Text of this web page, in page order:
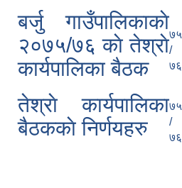
बर्जु गाउँपालिकाकाे
२०७५/७६ काे तेश्राे
कार्यपालिका बैठक
७५
/
७६
तेश्राे कार्यपालिका
बैठककाे निर्णयहरु
७५
/
७६